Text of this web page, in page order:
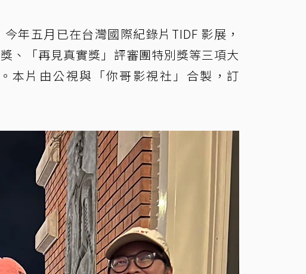
年五月已在台灣國際紀錄片TIDF 影展，
、「再見真實獎」評審團特別獎等三項大
本片由公視與「你哥影視社」合製，訂